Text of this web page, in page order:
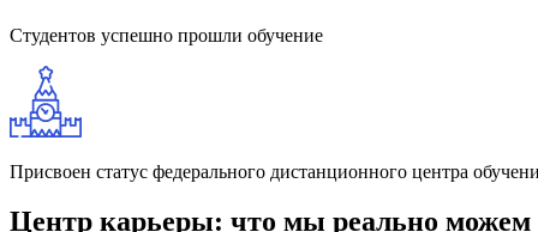
Студентов успешно прошли обучение
Присвоен статус федерального дистанционного центра
Центр карьеры: что мы реально можем